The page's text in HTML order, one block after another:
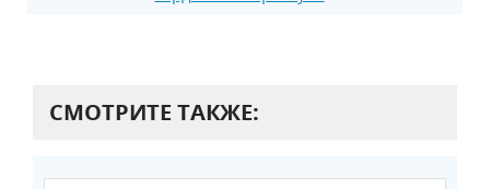
СМОТРИТЕ ТАКЖЕ: